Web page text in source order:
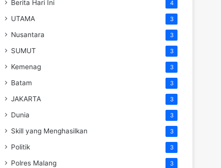
Berita Hari Ini 4
UTAMA 3
Nusantara 3
SUMUT 3
Kemenag 3
Batam 3
JAKARTA 3
Dunia 3
Skill yang Menghasilkan 3
Politik 3
Polres Malang 3